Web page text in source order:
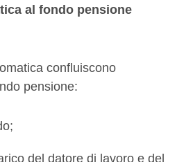
al fondo pensione
confluiscono
pensione:
del datore di lavoro e del